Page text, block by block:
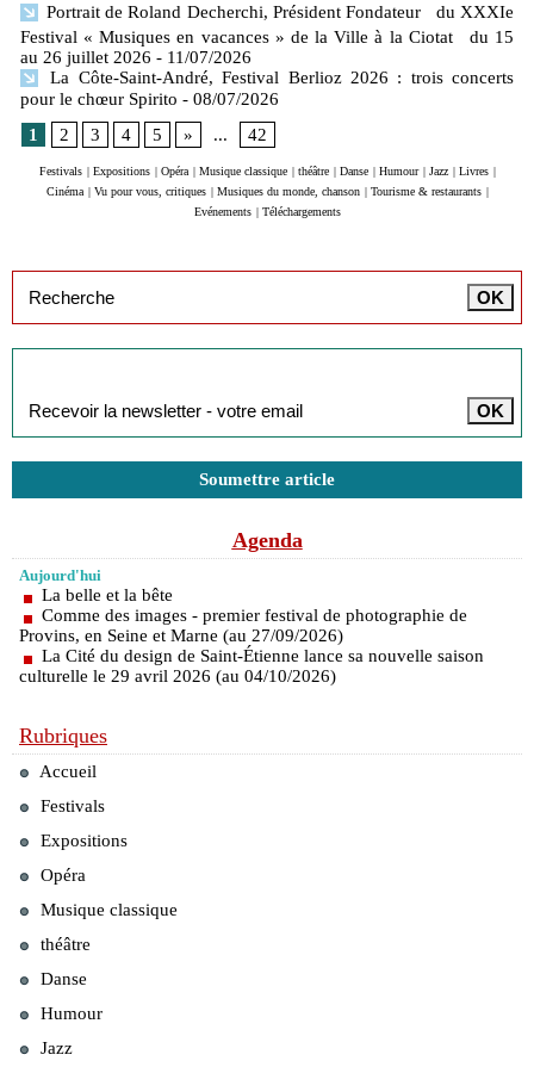
Portrait de Roland Decherchi, Président Fondateur du XXXIe
Festival « Musiques en vacances » de la Ville à la Ciotat du 15
au 26 juillet 2026 - 11/07/2026
La Côte-Saint-André, Festival Berlioz 2026 : trois concerts
pour le chœur Spirito - 08/07/2026
1
2 3 4 5 » ... 42
Festivals | Expositions | Opéra | Musique classique | théâtre | Danse | Humour | Jazz | Livres |
Cinéma | Vu pour vous, critiques | Musiques du monde, chanson | Tourisme & restaurants |
Evénements | Téléchargements
Soumettre article
Agenda
Aujourd'hui
La belle et la bête
Comme des images - premier festival de photographie de
Provins, en Seine et Marne (au 27/09/2026)
La Cité du design de Saint-Étienne lance sa nouvelle saison
culturelle le 29 avril 2026 (au 04/10/2026)
Rubriques
Accueil
Festivals
Expositions
Opéra
Musique classique
théâtre
Danse
Humour
Jazz